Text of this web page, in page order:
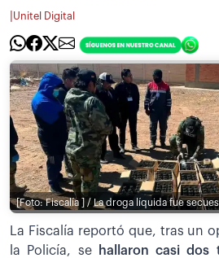
Unitel Digital
[Foto: Fiscalía ] / La droga líquida fue
La Fiscalía reportó que, tras un
la Policía, se
hallaron casi dos